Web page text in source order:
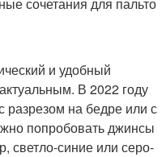
и удобный
В 2022 году
на бедре или с
попробовать джинсы
светло-синие или серо-